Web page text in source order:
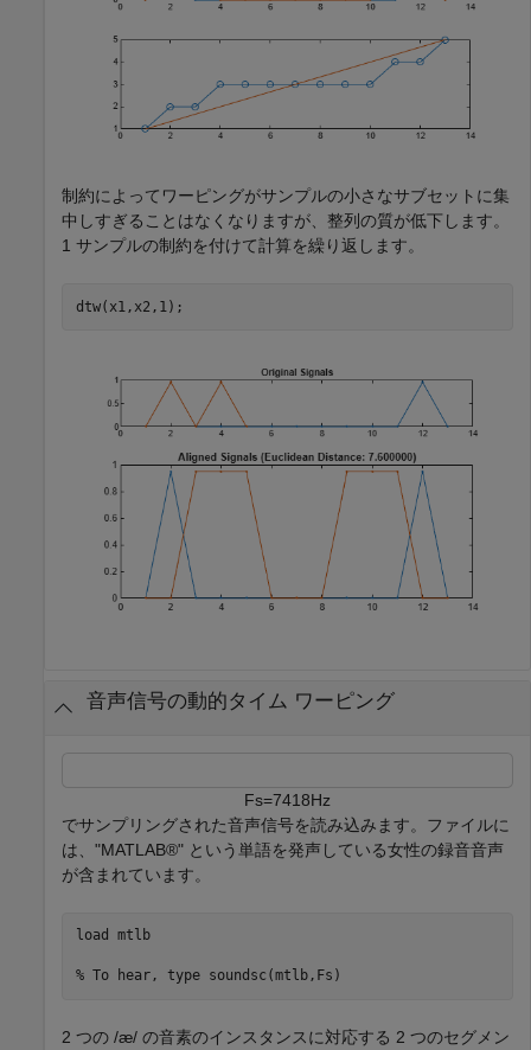
制約によってワーピングがサンプルの小さなサブセットに集
中しすぎることはなくなりますが、整列の質が低下します。
1 サンプルの制約を付けて計算を繰り返します。
dtw(x1,x2,1);
音声信号の動的タイム ワーピング
Fs=7418Hz
でサンプリングされた音声信号を読み込みます。ファイルに
は、"MATLAB®" という単語を発声している女性の録音音声
が含まれています。
load mtlb
% To hear, type soundsc(mtlb,Fs)
2 つの /æ/ の音素のインスタンスに対応する 2 つのセグメン